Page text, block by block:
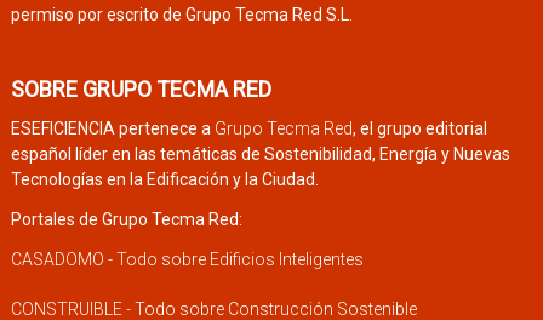
permiso por escrito de Grupo Tecma Red S.L.
SOBRE GRUPO TECMA RED
ESEFICIENCIA pertenece a Grupo Tecma Red, el grupo editorial
español líder en las temáticas de Sostenibilidad, Energía y Nuevas
Tecnologías en la Edificación y la Ciudad.
Portales de Grupo Tecma Red:
CASADOMO - Todo sobre Edificios Inteligentes
CONSTRUIBLE - Todo sobre Construcción Sostenible